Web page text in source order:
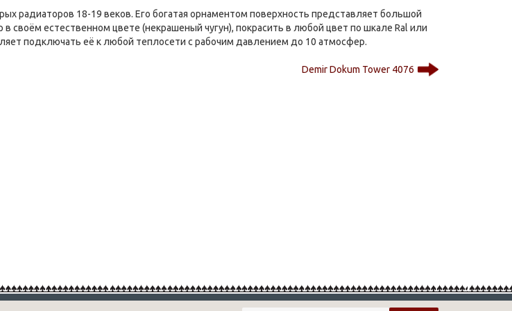
радиаторов 18-19 веков. Его богатая орнаментом поверхность представляет большой
своём естественном цвете (некрашеный чугун), покрасить в любой цвет по шкале Ral или
подключать её к любой теплосети с рабочим давлением до 10 атмосфер.
Demir Dokum Tower 4076